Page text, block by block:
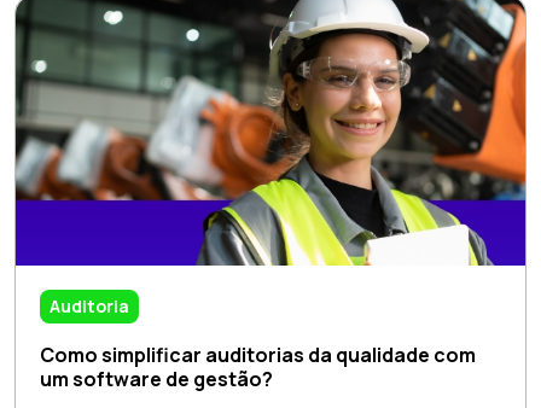
Auditoria
Como simplificar auditorias da qualidade com
um software de gestão?